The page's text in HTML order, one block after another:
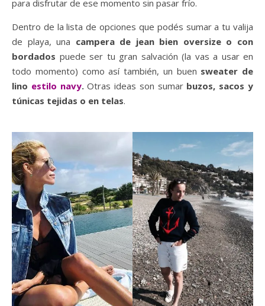
para disfrutar de ese momento sin pasar frío.
Dentro de la lista de opciones que podés sumar a tu valija
de playa, una campera de jean bien oversize o con
bordados puede ser tu gran salvación (la vas a usar en
todo momento) como así también, un buen sweater de
lino estilo navy.Otras ideas son sumarbuzos, sacos y
túnicas tejidas o en telas.